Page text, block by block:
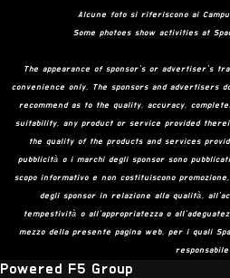
Alcune foto si riferiscono ai
Some photoes show activities at
The appearance of sponsor’s or advertiser’s
convenience only. The sponsors and advertisers
recommend as to the quality, accuracy,
suitability, any product or service provided
the quality of the products and services
pubblicità o i marchi degli sponsor sono
scopo informativo e non costituiscono
degli sponsor in relazione alla qualità,
tempestività o all’appropriatezza o
mezzo della presente pagina web, per i quali
responsabile
Powered F5 Group